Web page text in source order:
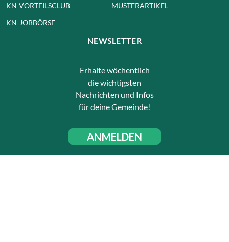
KN-VORTEILSCLUB
KN-JOBBÖRSE
MUSTERARTIKEL
NEWSLETTER
Erhalte wöchentlich
die wichtigsten
Nachrichten und Infos
für deine Gemeinde!
ANMELDEN